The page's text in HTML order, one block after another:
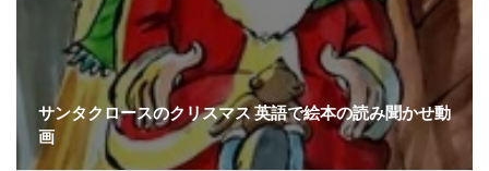
サンタクロースのクリスマス 英語で絵本の読み聞かせ動
画